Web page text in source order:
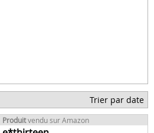
Trier par date
Produitvendu sur Amazon